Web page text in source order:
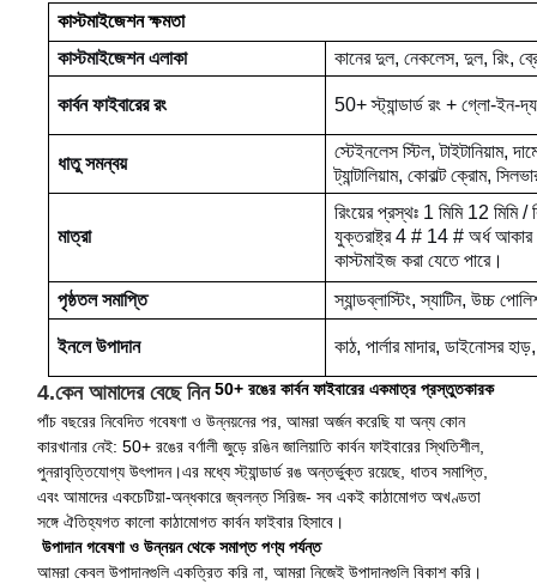
কাস্টমাইজেশন ক্ষমতা
কাস্টমাইজেশন এলাকা
কানের দুল, নেকলেস, দুল, রিং,
কার্বন ফাইবারের রং 50+ স্ট্যান্ডার্ড রং + গ্লো-ইন-
ধাতু সমন্বয়
স্টেইনলেস স্টিল, টাইটানিয়াম,
ট্যান্টালিয়াম, কোবাল্ট ক্রোম,
মাত্রা
রিংয়ের প্রস্থঃ 1 মিমি 12 মিমি /
যুক্তরাষ্ট্র 4 # 14 # অর্ধ আকার
কাস্টমাইজ করা যেতে পারে।
পৃষ্ঠতল সমাপ্তি
স্যান্ডব্লাস্টিং, স্যাটিন, উচ্চ
ইনলে উপাদান কাঠ, পার্লার মাদার, ডাইনোসর
4.কেন আমাদের বেছে নিন 50+ রঙের কার্বন ফাইবারের একমাত্র প্রস্তুতকারক
পাঁচ বছরের নিবেদিত গবেষণা ও উন্নয়নের পর, আমরা অর্জন করেছি যা অন্য কোন
কারখানার নেই: 50+ রঙের বর্ণালী জুড়ে রঙিন জালিয়াতি কার্বন ফাইবারের স্থিতিশীল,
পুনরাবৃত্তিযোগ্য উৎপাদন।এর মধ্যে স্ট্যান্ডার্ড রঙ অন্তর্ভুক্ত রয়েছে, ধাতব সমাপ্তি,
এবং আমাদের একচেটিয়া-অন্ধকারে জ্বলন্ত সিরিজ- সব একই কাঠামোগত অখণ্ডতা
সঙ্গে ঐতিহ্যগত কালো কাঠামোগত কার্বন ফাইবার হিসাবে।
উপাদান গবেষণা ও উন্নয়ন থেকে সমাপ্ত পণ্য পর্যন্ত
আমরা কেবল উপাদানগুলি একত্রিত করি না, আমরা নিজেই উপাদানগুলি বিকাশ করি।